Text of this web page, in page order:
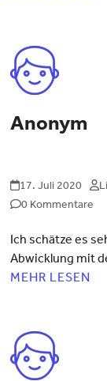
Anonym
17. Juli 2020
0 Kommentare
Ich schätze es
Abwicklung mit
MEHR LESEN